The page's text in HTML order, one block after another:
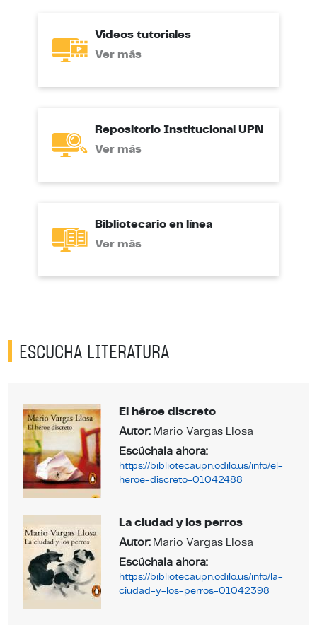
Videos tutoriales
Ver más
Repositorio Institucional UPN
Ver más
Bibliotecario en línea
Ver más
ESCUCHA LITERATURA
El héroe discreto
Autor:Mario Vargas Llosa
Escúchala ahora:
https://bibliotecaupn.odilo.us/info/el-
heroe-discreto-01042488
La ciudad y los perros
Autor:Mario Vargas Llosa
Escúchala ahora:
https://bibliotecaupn.odilo.us/info/la-
ciudad-y-los-perros-01042398